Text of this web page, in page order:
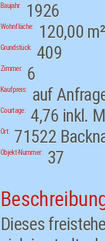
Baujahr: 1926
Wohnfläche: 120,00 m²
Grundstück: 409
Zimmer: 6
Kaufpreis: auf
Courtage: 4,76 inkl.
Ort: 71522
Objekt-Nummer: 37
Dieses